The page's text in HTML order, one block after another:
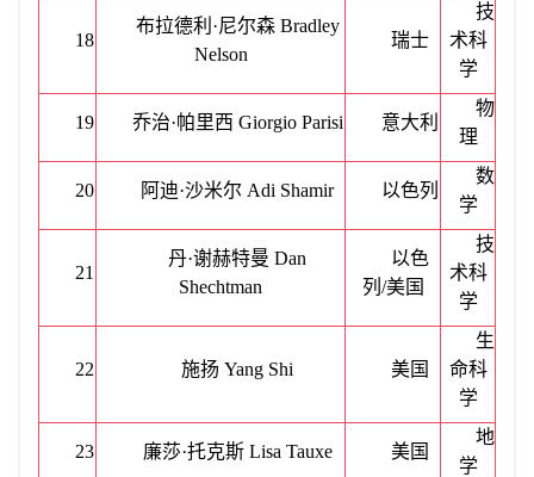
18
布拉德利 ·尼尔森 Bradley
Nelson
瑞士
技
术科
学
19 乔治·帕里西 Giorgio Parisi 意大利
物
理
20 阿迪·沙米尔 Adi Shamir 以色列
数
学
21
丹·谢赫特曼 Dan
Shechtman
以色
列 /美国
技
术科
学
22 施扬 Yang Shi 美国
生
命科
学
23 廉莎·托克斯 Lisa Tauxe 美国
地
学